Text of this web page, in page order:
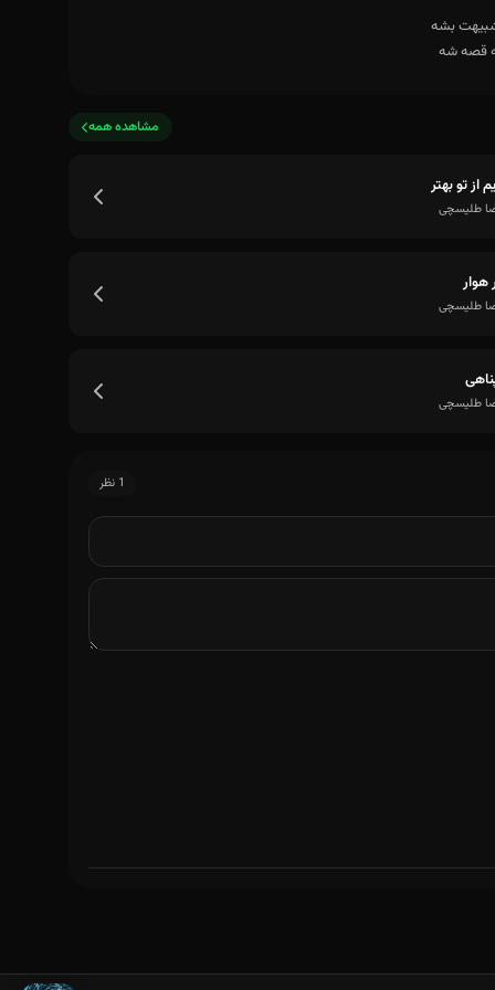
مشاهده همه
از تو بهتر
طلیسچی
هوار
طلیسچی
طلیسچی
1 نظر